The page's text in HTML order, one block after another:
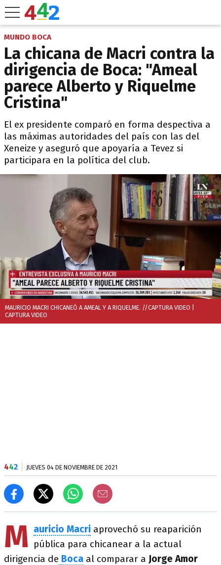
MUNDO BOCA
La chicana de Macri contra la
dirigencia de Boca: "Ameal
parece Alberto y Riquelme
Cristina"
El ex presidente comparó en forma despectiva a
las máximas autoridades del país con las del
Xeneize y aseguró que apoyaría a Tevez si
participara en la política del club.
MAURICIO MACRI CHICANEÓ A AMEAL Y A RIQUELME. //CAPTURA VIDEO
CAPTURA VIDEO
442 JUEVES 04 DE NOVIEMBRE DE 2021
M auricio Macri aprovechó su reaparición
pública para chicanear a la actual
dirigencia de Boca al comparar a Jorge Amor